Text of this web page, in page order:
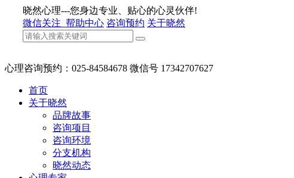
晓然心理---您身边专业、贴心的心灵伙伴!
微信关注 帮助中心 咨询预约 关于晓然
心理咨询预约：025-84584678 微信号 17342707627
首页
关于晓然
品牌故事
咨询项目
咨询环境
分支机构
晓然动态